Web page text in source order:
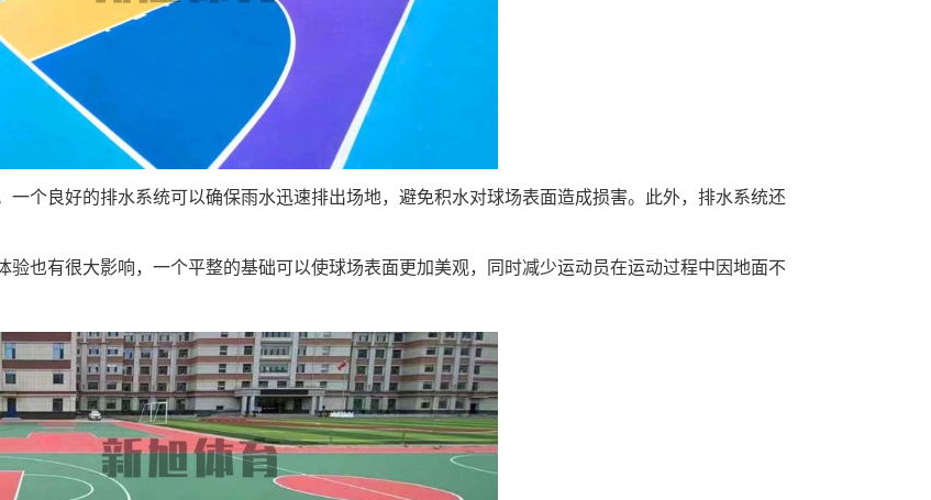
个良好的排水系统可以确保雨水迅速排出场地，避免积水对球场表面造成损害。此外，排水系统还
也有很大影响，一个平整的基础可以使球场表面更加美观，同时减少运动员在运动过程中因地面不